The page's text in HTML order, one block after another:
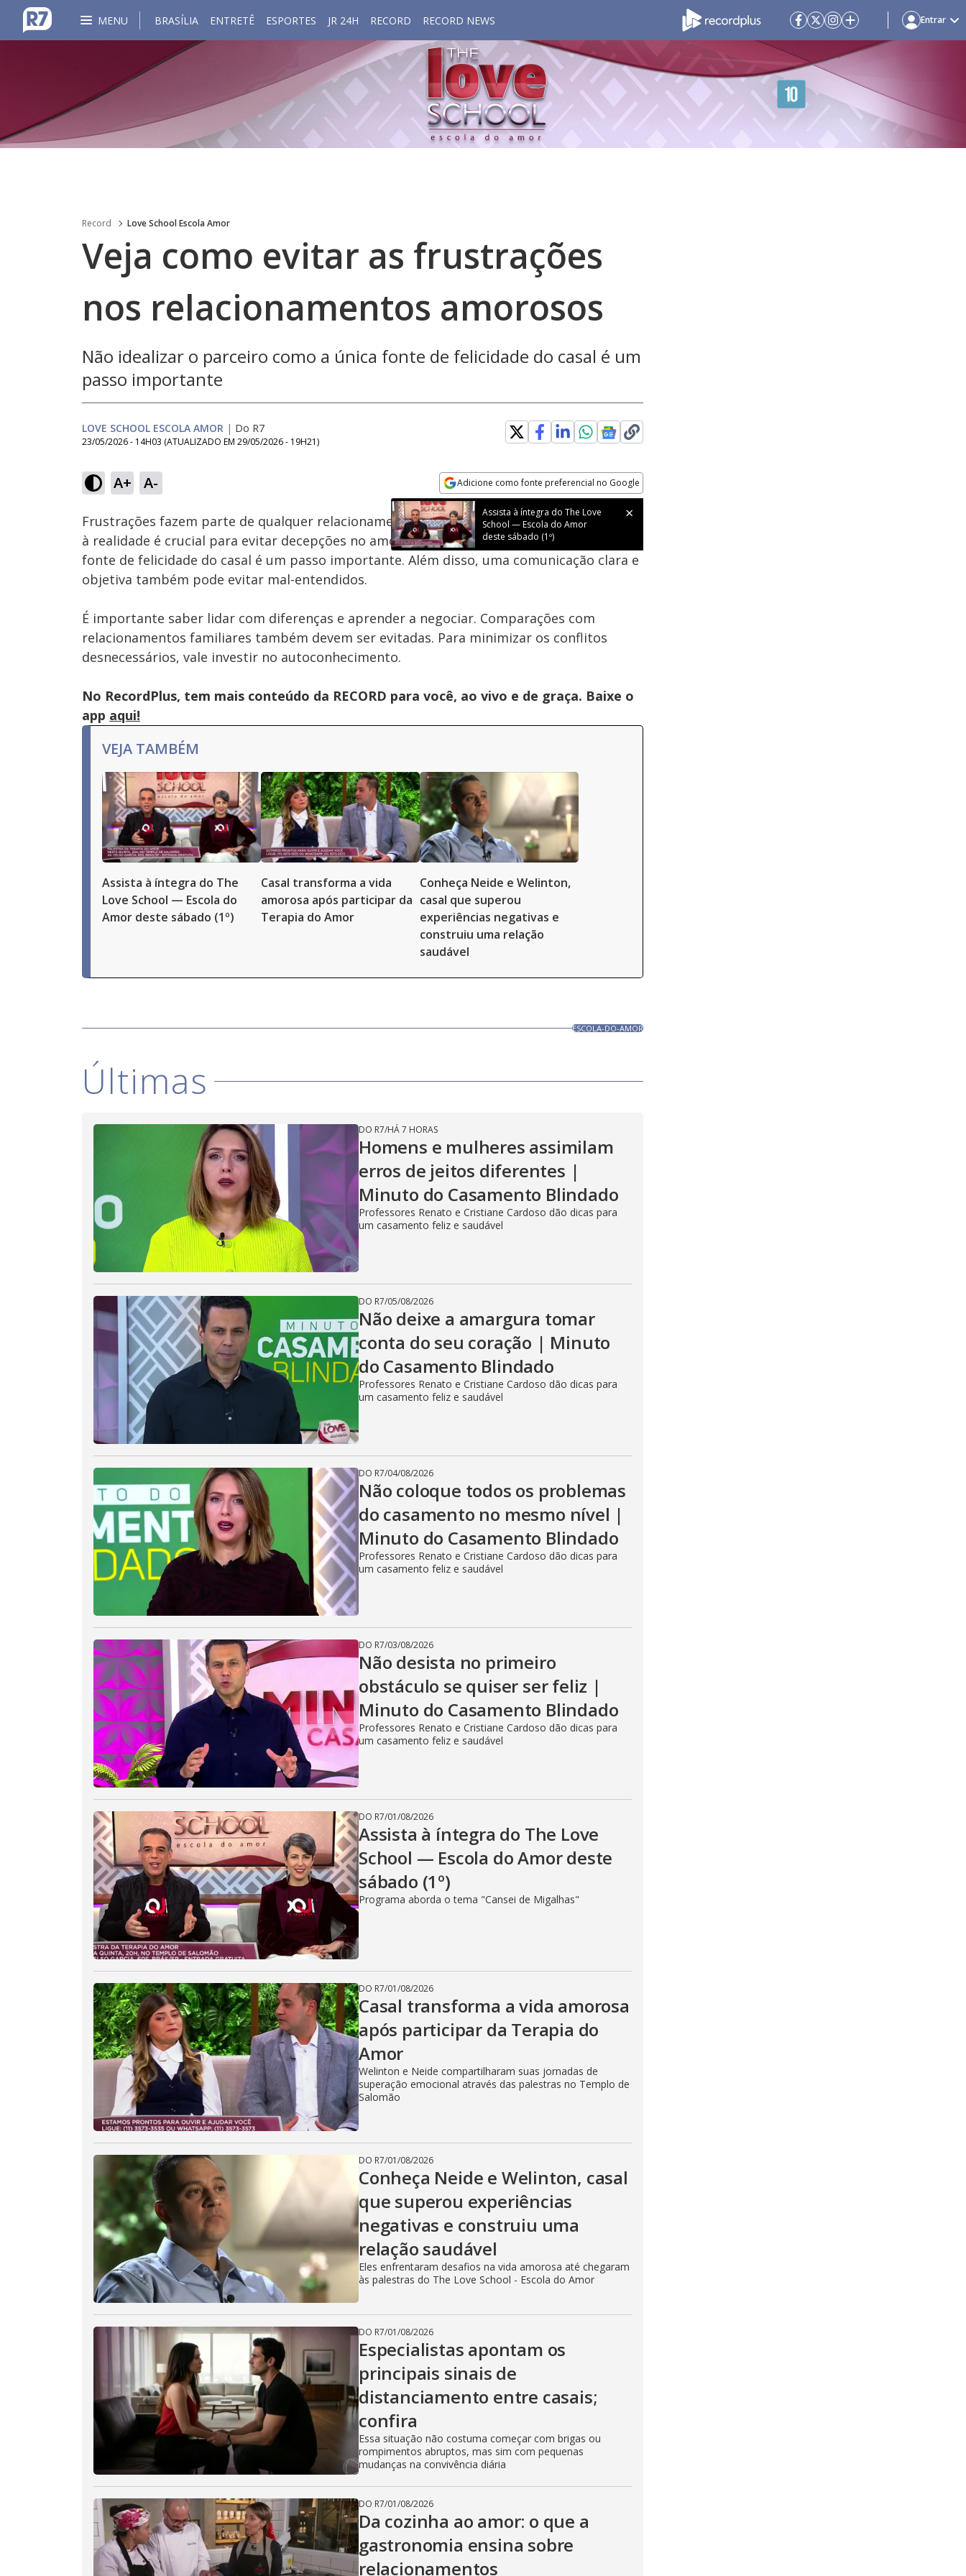
MENU BRASÍLIA ENTRETÊ ESPORTES JR 24H RECORD RECORD NEWS Entrar
Record Love School Escola Amor
Veja como evitar as frustrações
nos relacionamentos amorosos
Não idealizar o parceiro como a única fonte de felicidade do casal é um
passo importante
LOVE SCHOOL ESCOLA AMOR | Do R7
23/05/2026 - 14H03 (ATUALIZADO EM 29/05/2026 - 19H21)
A+ A- Adicione como fonte preferencial no Google
Opens in new window
Assista à íntegra do The Love
School — Escola do Amor
deste sábado (1º)
Ativar
Som
Velocidade
Frustrações fazem parte de qualquer relacionamento. No entanto, ajustar as expectativas
à realidade é crucial para evitar decepções no amor. Não idealizar o parceiro como a única
fonte de felicidade do casal é um passo importante. Além disso, uma comunicação clara e
objetiva também pode evitar mal-entendidos.
É importante saber lidar com diferenças e aprender a negociar. Comparações com
relacionamentos familiares também devem ser evitadas. Para minimizar os conflitos
desnecessários, vale investir no autoconhecimento.
No RecordPlus, tem mais conteúdo da RECORD para você, ao vivo e de graça. Baixe o
app aqui!
VEJA TAMBÉM
Assista à íntegra do The
Love School — Escola do
Amor deste sábado (1º)
Casal transforma a vida
amorosa após participar da
Terapia do Amor
Conheça Neide e Welinton,
casal que superou
experiências negativas e
construiu uma relação
saudável
ESCOLA-DO-AMOR
Últimas
DO R7/HÁ 7 HORAS
Homens e mulheres assimilam
erros de jeitos diferentes |
Minuto do Casamento Blindado
Professores Renato e Cristiane Cardoso dão dicas para
um casamento feliz e saudável
DO R7/05/08/2026
Não deixe a amargura tomar
conta do seu coração | Minuto
do Casamento Blindado
Professores Renato e Cristiane Cardoso dão dicas para
um casamento feliz e saudável
DO R7/04/08/2026
Não coloque todos os problemas
do casamento no mesmo nível |
Minuto do Casamento Blindado
Professores Renato e Cristiane Cardoso dão dicas para
um casamento feliz e saudável
DO R7/03/08/2026
Não desista no primeiro
obstáculo se quiser ser feliz |
Minuto do Casamento Blindado
Professores Renato e Cristiane Cardoso dão dicas para
um casamento feliz e saudável
DO R7/01/08/2026
Assista à íntegra do The Love
School — Escola do Amor deste
sábado (1º)
Programa aborda o tema "Cansei de Migalhas"
DO R7/01/08/2026
Casal transforma a vida amorosa
após participar da Terapia do
Amor
Welinton e Neide compartilharam suas jornadas de
superação emocional através das palestras no Templo de
Salomão
DO R7/01/08/2026
Conheça Neide e Welinton, casal
que superou experiências
negativas e construiu uma
relação saudável
Eles enfrentaram desafios na vida amorosa até chegaram
às palestras do The Love School - Escola do Amor
DO R7/01/08/2026
Especialistas apontam os
principais sinais de
distanciamento entre casais;
confira
Essa situação não costuma começar com brigas ou
rompimentos abruptos, mas sim com pequenas
mudanças na convivência diária
DO R7/01/08/2026
Da cozinha ao amor: o que a
gastronomia ensina sobre
relacionamentos